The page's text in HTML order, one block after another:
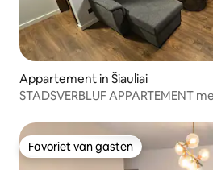
Appartement in Šiauliai
STADSVERBLIJF APPARTEMENT
Favoriet van gasten
Favoriet van gasten